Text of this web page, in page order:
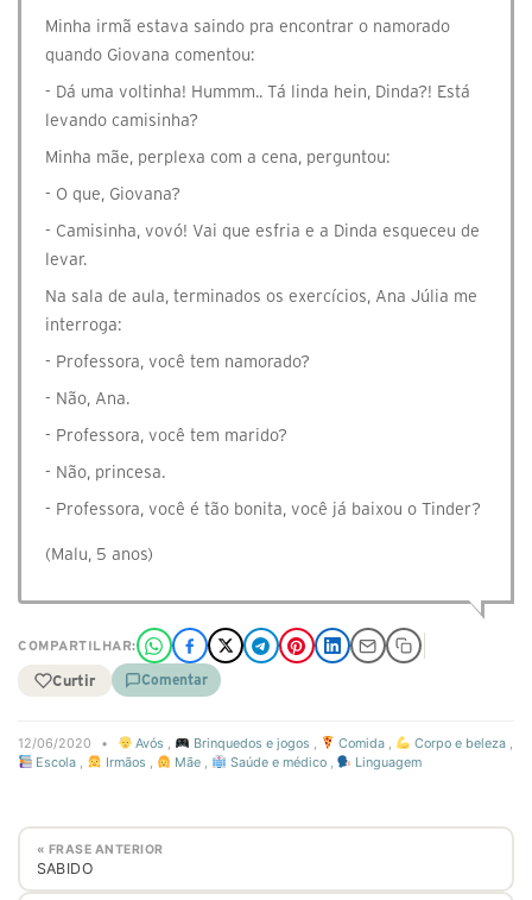
Minha irmã estava saindo pra encontrar o namorado
quando Giovana comentou:
- Dá uma voltinha! Hummm.. Tá linda hein, Dinda?! Está
levando camisinha?
Minha mãe, perplexa com a cena, perguntou:
- O que, Giovana?
- Camisinha, vovó! Vai que esfria e a Dinda esqueceu de
levar.
Na sala de aula, terminados os exercícios, Ana Júlia me
interroga:
- Professora, você tem namorado?
- Não, Ana.
- Professora, você tem marido?
- Não, princesa.
- Professora, você é tão bonita, você já baixou o Tinder?
(Malu, 5 anos)
COMPARTILHAR:
Curtir Comentar
12/06/2020 • Avós , Brinquedos e jogos , Comida , Corpo e beleza,
Escola , Irmãos , Mãe , Saúde e médico, Linguagem
« FRASE ANTERIOR
SABIDO